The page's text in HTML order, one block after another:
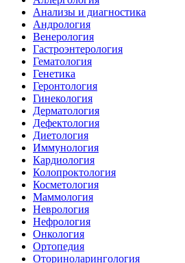
Анализы и диагностика
Андрология
Венерология
Гастроэнтерология
Гематология
Генетика
Геронтология
Гинекология
Дерматология
Дефектология
Диетология
Иммунология
Кардиология
Колопроктология
Косметология
Маммология
Неврология
Нефрология
Онкология
Ортопедия
Оториноларингология